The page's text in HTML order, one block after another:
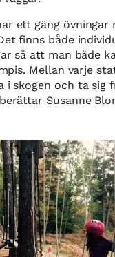
ett gäng övningar
finns både
så att man både
Mellan varje
i skogen och ta sig
Susanne